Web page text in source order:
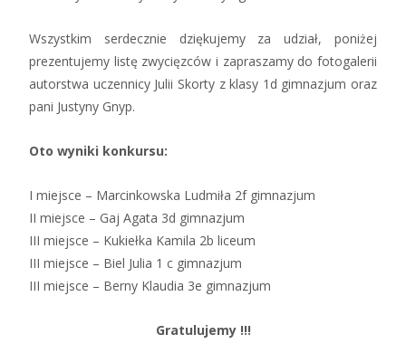
Wszystkim serdecznie dziękujemy za udział, poniżej
prezentujemy listę zwycięzców i zapraszamy do fotogalerii
autorstwa uczennicy Julii Skorty z klasy 1d gimnazjum oraz
pani Justyny Gnyp.
Oto wyniki konkursu:
I miejsce – Marcinkowska Ludmiła 2f gimnazjum
II miejsce – Gaj Agata 3d gimnazjum
III miejsce – Kukiełka Kamila 2b liceum
III miejsce – Biel Julia 1 c gimnazjum
III miejsce – Berny Klaudia 3e gimnazjum
Gratulujemy !!!